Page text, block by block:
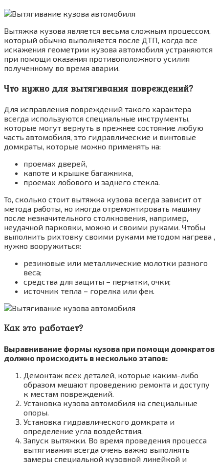
Вытяжка кузова является весьма сложным процессом,
который обычно выполняется после ДТП, когда все
искажения геометрии кузова автомобиля устраняются
при помощи оказания противоположного усилия
полученному во время аварии.
Что нужно для вытягивания повреждений?
Для исправления повреждений такого характера
всегда используются специальные инструменты,
которые могут вернуть в прежнее состояние любую
часть автомобиля, это гидравлические и винтовые
домкраты, которые можно применять на:
проемах дверей,
капоте и крышке багажника,
проемах лобового и заднего стекла.
То, сколько стоит вытяжка кузова всегда зависит от
метода работы, но иногда отремонтировать машину
после незначительного столкновения, например,
неудачной парковки, можно и своими руками. Чтобы
выполнить рихтовку своими руками методом нагрева ,
нужно вооружиться:
резиновые или металлические молотки разного
веса;
средства для защиты – перчатки, очки;
источник тепла – горелка или фен.
Как это работает?
Выравнивание формы кузова при помощи домкратов
должно происходить в несколько этапов:
Демонтаж всех деталей, которые каким-либо
образом мешают проведению ремонта и доступу
к местам повреждений.
Установка кузова автомобиля на специальные
опоры.
Установка гидравлического домкрата и
определение угла воздействия.
Запуск вытяжки. Во время проведения процесса
вытягивания всегда очень важно выполнять
замеры специальной кузовной линейкой и